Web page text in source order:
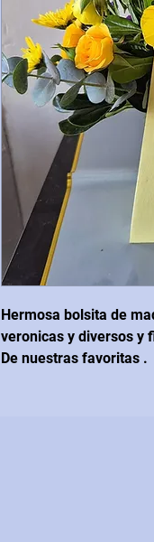
Hermosa bolsita de
veronicas y diversos y
De nuestras favoritas .